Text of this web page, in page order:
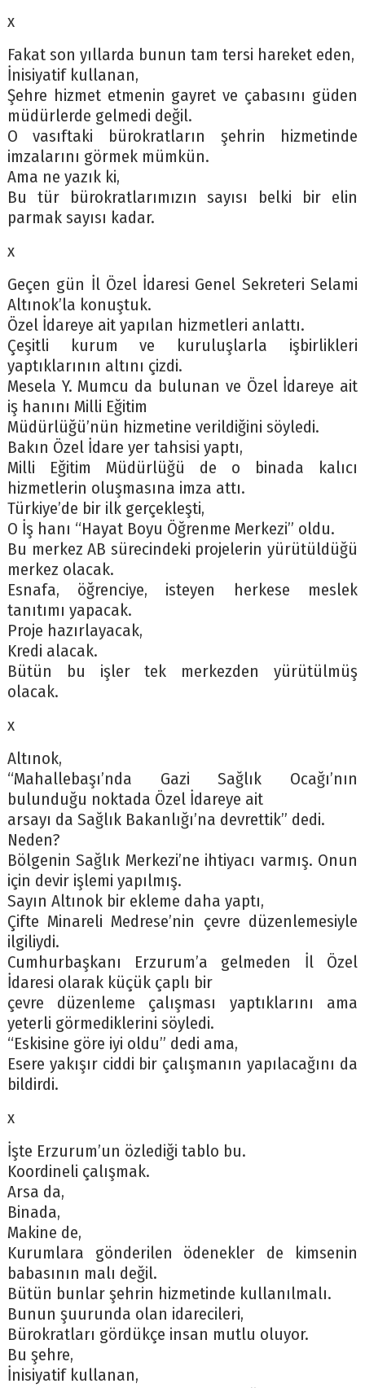
x
Fakat son yıllarda bunun tam tersi hareket eden,
İnisiyatif kullanan,
Şehre hizmet etmenin gayret ve çabasını güden
müdürlerde gelmedi değil.
O vasıftaki bürokratların şehrin hizmetinde
imzalarını görmek mümkün.
Ama ne yazık ki,
Bu tür bürokratlarımızın sayısı belki bir elin
parmak sayısı kadar.
x
Geçen gün İl Özel İdaresi Genel Sekreteri Selami
Altınok’la konuştuk.
Özel İdareye ait yapılan hizmetleri anlattı.
Çeşitli kurum ve kuruluşlarla işbirlikleri
yaptıklarının altını çizdi.
Mesela Y. Mumcu da bulunan ve Özel İdareye ait
iş hanını Milli Eğitim
Müdürlüğü’nün hizmetine verildiğini söyledi.
Bakın Özel İdare yer tahsisi yaptı,
Milli Eğitim Müdürlüğü de o binada kalıcı
hizmetlerin oluşmasına imza attı.
Türkiye’de bir ilk gerçekleşti,
O İş hanı “Hayat Boyu Öğrenme Merkezi” oldu.
Bu merkez AB sürecindeki projelerin yürütüldüğü
merkez olacak.
Esnafa, öğrenciye, isteyen herkese meslek
tanıtımı yapacak.
Proje hazırlayacak,
Kredi alacak.
Bütün bu işler tek merkezden yürütülmüş
olacak.
x
Altınok,
“Mahallebaşı’nda Gazi Sağlık Ocağı’nın
bulunduğu noktada Özel İdareye ait
arsayı da Sağlık Bakanlığı’na devrettik” dedi.
Neden?
Bölgenin Sağlık Merkezi’ne ihtiyacı varmış. Onun
için devir işlemi yapılmış.
Sayın Altınok bir ekleme daha yaptı,
Çifte Minareli Medrese’nin çevre düzenlemesiyle
ilgiliydi.
Cumhurbaşkanı Erzurum’a gelmeden İl Özel
İdaresi olarak küçük çaplı bir
çevre düzenleme çalışması yaptıklarını ama
yeterli görmediklerini söyledi.
“Eskisine göre iyi oldu” dedi ama,
Esere yakışır ciddi bir çalışmanın yapılacağını da
bildirdi.
x
İşte Erzurum’un özlediği tablo bu.
Koordineli çalışmak.
Arsa da,
Binada,
Makine de,
Kurumlara gönderilen ödenekler de kimsenin
babasının malı değil.
Bütün bunlar şehrin hizmetinde kullanılmalı.
Bunun şuurunda olan idarecileri,
Bürokratları gördükçe insan mutlu oluyor.
Bu şehre,
İnisiyatif kullanan,